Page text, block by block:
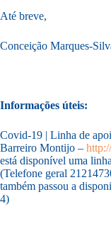
Até breve,
Conceição Marques-
Informações úteis:
Covid-19 | Linha de
Barreiro Montijo –
está disponível uma
(Telefone geral
também passou a
4)